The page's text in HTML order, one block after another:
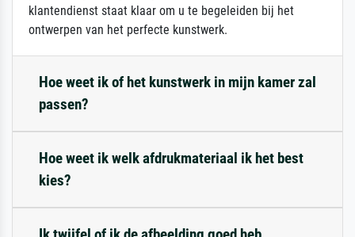
klantendienst staat klaar om u te begeleiden bij het
ontwerpen van het perfecte kunstwerk.
Hoe weet ik of het kunstwerk in mijn kamer zal
passen?
Hoe weet ik welk afdrukmateriaal ik het best
kies?